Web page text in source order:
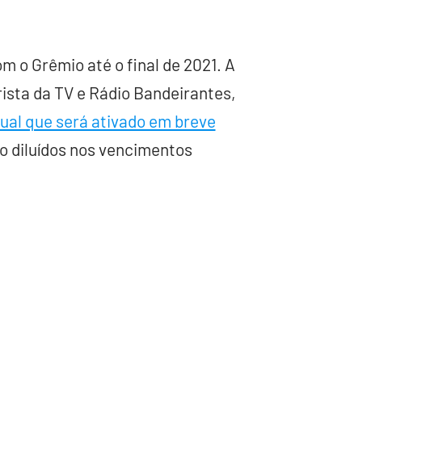
o Grêmio até o final de 2021. A
da TV e Rádio Bandeirantes,
que será ativado em breve
diluídos nos vencimentos